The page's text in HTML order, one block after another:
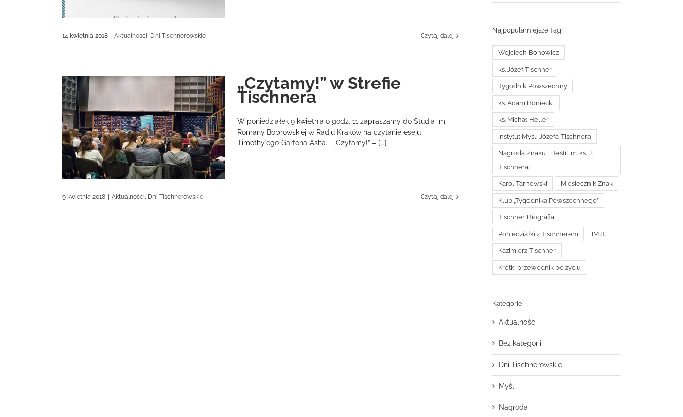
14 kwietnia 2018 Aktualności, Dni Tischnerowskie Czytaj dalej
„Czytamy!” w Strefie
Tischnera
W poniedziałek 9 kwietnia o godz. 11 zapraszamy do Studia im.
Romany Bobrowskiej w Radiu Kraków na czytanie eseju
Timothy`ego Gartona Asha. „Czytamy!” – [...]
9 kwietnia 2018 Aktualności, Dni Tischnerowskie Czytaj dalej
Najpopularniejsze Tagi
Wojciech Bonowicz
ks. Józef Tischner
Tygodnik Powszechny
ks. Adam Boniecki
ks. Michał Heller
Instytut Myśli Józefa Tischnera
Nagroda Znaku i Hestii im. ks. J.
Tischnera
Karol Tarnowski Miesięcznik Znak
Klub „Tygodnika Powszechnego”
Tischner. Biografia
Poniedziałki z Tischnerem IMJT
Kazimierz Tischner
Krótki przewodnik po życiu
Kategorie
Aktualności
Bez kategorii
Dni Tischnerowskie
Myśli
Nagroda